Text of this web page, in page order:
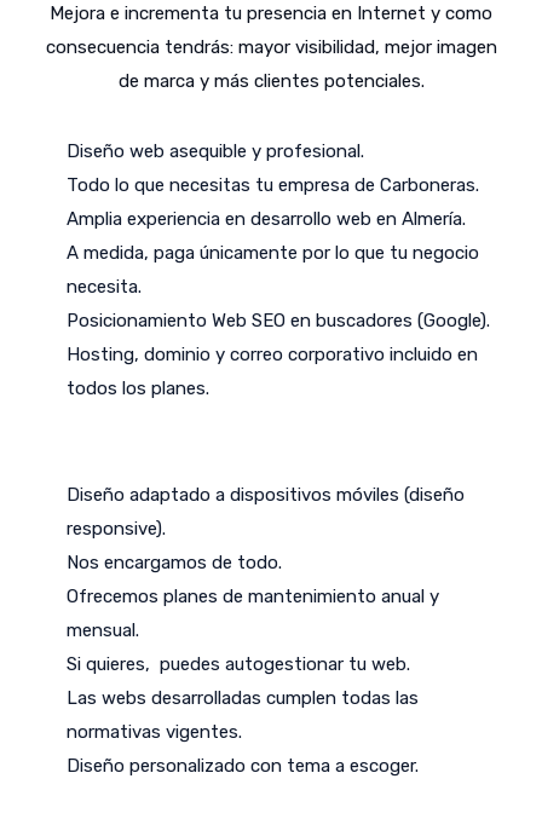
Mejora e incrementa tu presencia en Internet y como
consecuencia tendrás: mayor visibilidad, mejor imagen
de marca y más clientes potenciales.
Diseño web asequible y profesional.
Todo lo que necesitas tu empresa de Carboneras.
Amplia experiencia en desarrollo web en Almería.
A medida, paga únicamente por lo que tu negocio
necesita.
Posicionamiento Web SEO en buscadores (Google).
Hosting, dominio y correo corporativo incluido en
todos los planes.
Diseño adaptado a dispositivos móviles (diseño
responsive).
Nos encargamos de todo.
Ofrecemos planes de mantenimiento anual y
mensual.
Si quieres, puedes autogestionar tu web.
Las webs desarrolladas cumplen todas las
normativas vigentes.
Diseño personalizado con tema a escoger.